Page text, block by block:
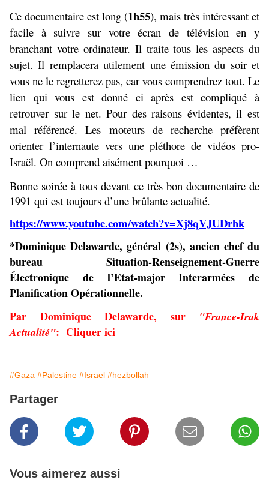
Ce documentaire est long (1h55), mais très intéressant et
facile à suivre sur votre écran de télévision en y
branchant votre ordinateur. Il traite tous les aspects du
sujet. Il remplacera utilement une émission du soir et
vous ne le regretterez pas, car vous comprendrez tout. Le
lien qui vous est donné ci après est compliqué à
retrouver sur le net. Pour des raisons évidentes, il est
mal référencé. Les moteurs de recherche préfèrent
orienter l’internaute vers une pléthore de vidéos pro-
Israël. On comprend aisément pourquoi …
Bonne soirée à tous devant ce très bon documentaire de
1991 qui est toujours d’une brûlante actualité.
https://www.youtube.com/watch?v=Xj8qVJUDrhk
*Dominique Delawarde, général (2s), ancien chef du
bureau Situation-Renseignement-Guerre
Électronique de l’Etat-major Interarmées de
Planification Opérationnelle.
Par Dominique Delawarde, sur "France-Irak
Actualité": Cliquerici
#Gaza #Palestine #Israel #hezbollah
Partager
Vous aimerez aussi